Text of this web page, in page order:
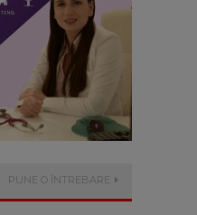
PUNE O ÎNTREBARE